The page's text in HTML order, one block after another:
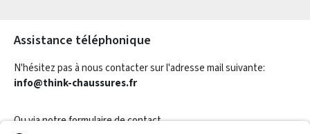
Assistance téléphonique
N'hésitez pas à nous contacter sur l'adresse mail suivante:
info@think-chaussures.fr
Ou via notreformulaire de contact.